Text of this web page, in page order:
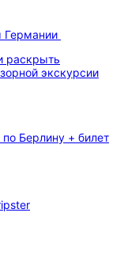
Германии
раскрыть
экскурсии